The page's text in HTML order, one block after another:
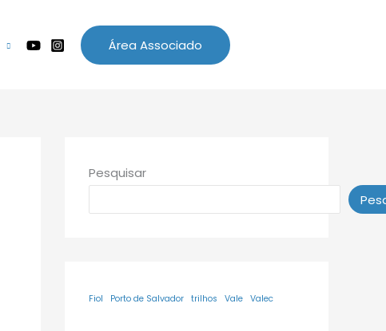
Área Associado
Pesquisar
Fiol Porto de Salvador trilhos Vale Valec